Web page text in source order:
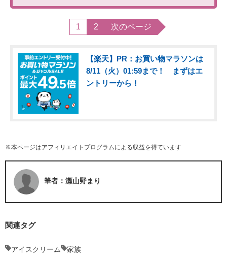
1 2 次のページ
【楽天】PR：お買い物マラソンは
8/11（火）01:59まで！ まずはエ
ントリーから！
※本ページはアフィリエイトプログラムによる収益を得ています
筆者：瀬山野まり
関連タグ
アイスクリーム 家族